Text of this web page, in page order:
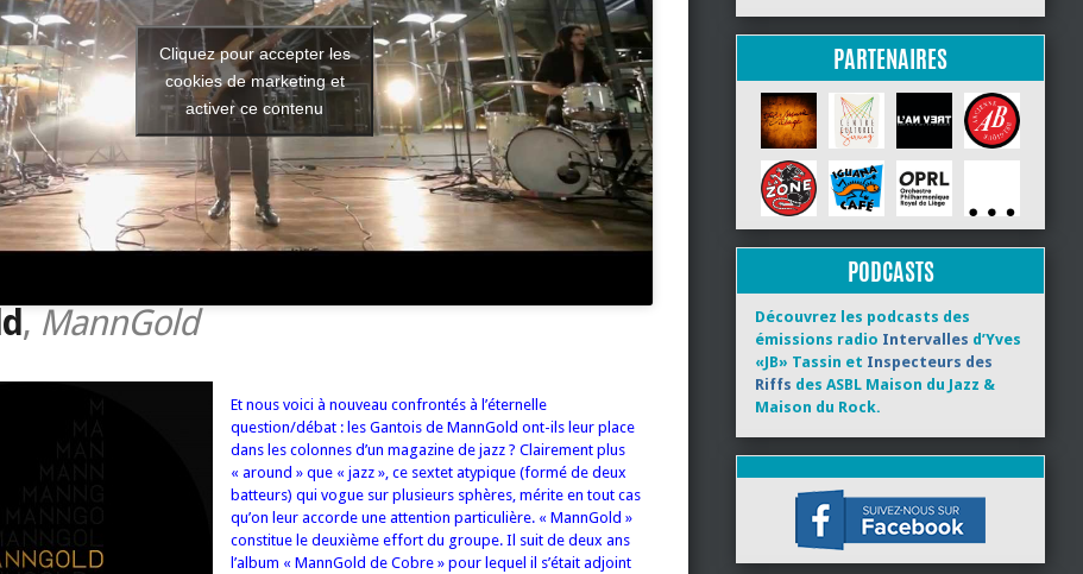
Cliquez pour accepter les
cookies de marketing et
activer ce contenu
, MannGold
Et nous voici à nouveau confrontés à l’éternelle
question/débat : les Gantois de MannGold ont-ils leur place
dans les colonnes d’un magazine de jazz ? Clairement plus
« around » que « jazz », ce sextet atypique (formé de deux
batteurs) qui vogue sur plusieurs sphères, mérite en tout cas
qu’on leur accorde une attention particulière. « MannGold »
constitue le deuxième effort du groupe. Il suit de deux ans
l’album « MannGold de Cobre » pour lequel il s’était adjoint
PARTENAIRES
PODCASTS
Découvrez les podcasts des
émissions radio Intervalles d’Yves
«JB» Tassin et Inspecteurs des
Riffs des ASBL Maison du Jazz &
Maison du Rock.